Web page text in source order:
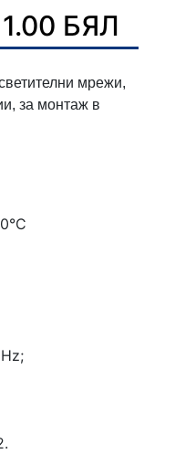
БЯЛ
мрежи,
за монтаж в